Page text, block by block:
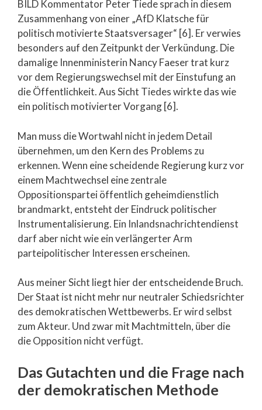
BILD Kommentator Peter Tiede sprach in diesem
Zusammenhang von einer „AfD Klatsche für
politisch motivierte Staatsversager“ [6]. Er verwies
besonders auf den Zeitpunkt der Verkündung. Die
damalige Innenministerin Nancy Faeser trat kurz
vor dem Regierungswechsel mit der Einstufung an
die Öffentlichkeit. Aus Sicht Tiedes wirkte das wie
ein politisch motivierter Vorgang [6].
Man muss die Wortwahl nicht in jedem Detail
übernehmen, um den Kern des Problems zu
erkennen. Wenn eine scheidende Regierung kurz vor
einem Machtwechsel eine zentrale
Oppositionspartei öffentlich geheimdienstlich
brandmarkt, entsteht der Eindruck politischer
Instrumentalisierung. Ein Inlandsnachrichtendienst
darf aber nicht wie ein verlängerter Arm
parteipolitischer Interessen erscheinen.
Aus meiner Sicht liegt hier der entscheidende Bruch.
Der Staat ist nicht mehr nur neutraler Schiedsrichter
des demokratischen Wettbewerbs. Er wird selbst
zum Akteur. Und zwar mit Machtmitteln, über die
die Opposition nicht verfügt.
Das Gutachten und die Frage nach
der demokratischen Methode